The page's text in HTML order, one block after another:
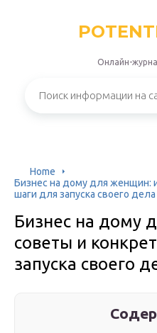
Онлайн-
Home
Бизнес на дому для женщин:
шаги для запуска своего дела
Бизнес на дому
советы и
запуска своего